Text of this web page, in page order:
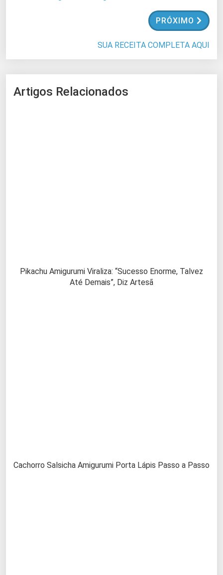
PRÓXIMO
SUA RECEITA COMPLETA AQUI
Artigos Relacionados
Pikachu Amigurumi Viraliza: “Sucesso Enorme, Talvez
Até Demais”, Diz Artesã
Cachorro Salsicha Amigurumi Porta Lápis Passo a Passo